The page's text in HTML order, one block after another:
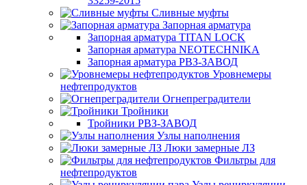
Сливные муфты
Запорная арматура
Запорная арматура TITAN LOCK
Запорная арматура NEOTECHNIKA
Запорная арматура РВЗ-ЗАВОД
Уровнемеры
нефтепродуктов
Огнепреградители
Тройники
Тройники РВЗ-ЗАВОД
Узлы наполнения
Люки замерные ЛЗ
Фильтры для
нефтепродуктов